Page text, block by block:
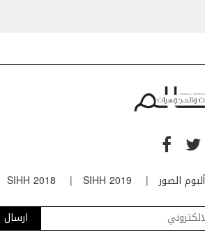
ألبوم الصور SIHH 2019
SIHH 2018